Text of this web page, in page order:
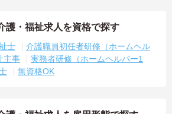
護・福祉求人を資格で探す
士
介護職員初任者研修（ホームヘル
主事
実務者研修（ホームヘルパー1
無資格OK